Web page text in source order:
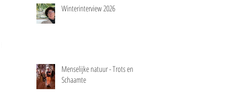
Winterinterview 2026
Menselijke natuur - Trots en
Schaamte